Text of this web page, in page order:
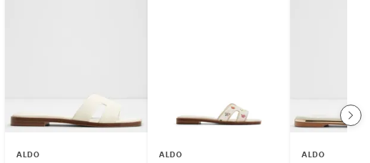
ALDO ALDO ALDO